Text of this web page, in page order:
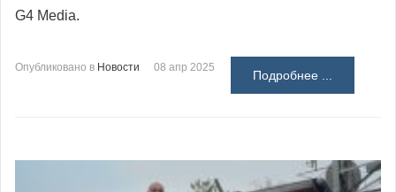
G4 Media.
Опубликовано в Новости 08 апр 2025
Подробнее ...